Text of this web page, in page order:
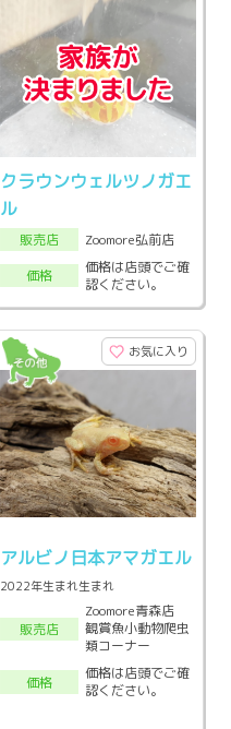
クラウンウェルツノガエ
ル
販売店
Zoomore弘前店
価格
価格は店頭でご確
認ください。
お気に入り
アルビノ日本アマガエル
2022年生まれ生まれ
販売店
Zoomore青森店
観賞魚小動物爬虫
類コーナー
価格
価格は店頭でご確
認ください。